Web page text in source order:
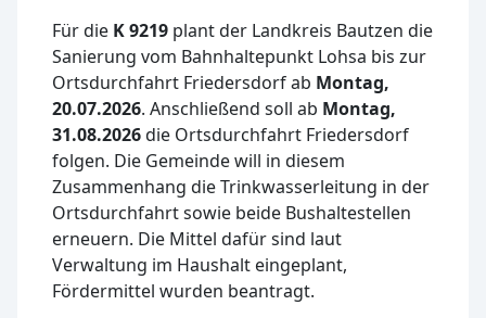
Für die K 9219 plant der Landkreis Bautzen die
Sanierung vom Bahnhaltepunkt Lohsa bis zur
Ortsdurchfahrt Friedersdorf ab Montag,
20.07.2026. Anschließend soll ab Montag,
31.08.2026die Ortsdurchfahrt Friedersdorf
folgen. Die Gemeinde will in diesem
Zusammenhang die Trinkwasserleitung in der
Ortsdurchfahrt sowie beide Bushaltestellen
erneuern. Die Mittel dafür sind laut
Verwaltung im Haushalt eingeplant,
Fördermittel wurden beantragt.